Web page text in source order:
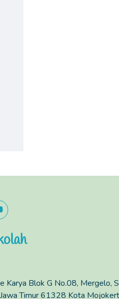
Karya Blok G No.08, Mergelo,
Timur 61328 Kota